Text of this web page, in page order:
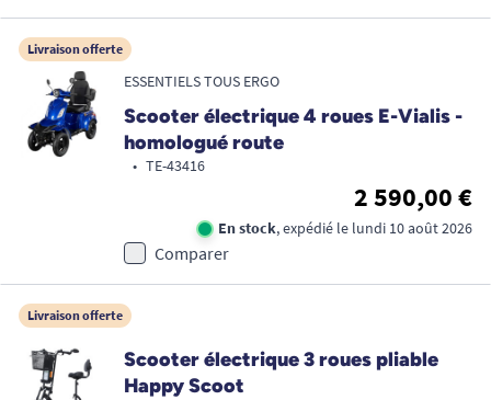
Livraison offerte
ESSENTIELS TOUS ERGO
Scooter électrique 4 roues E-Vialis -
homologué route
• TE-43416
2 590,00 €
En stock, expédié le lundi 10 août 2026
Comparer
Livraison offerte
Scooter électrique 3 roues pliable
Happy Scoot